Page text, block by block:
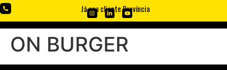
Já sou cliente Província
ON BURGER